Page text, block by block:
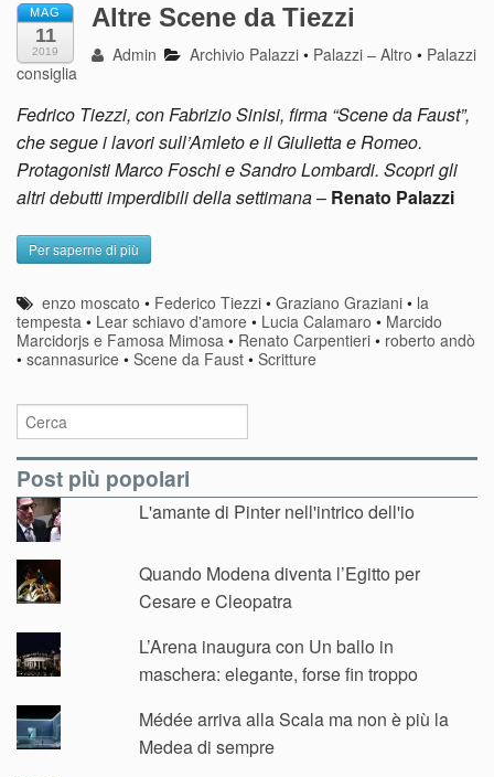
MAG
11
2019
Altre Scene da Tiezzi
Admin Archivio Palazzi • Palazzi – Altro • Palazzi
consiglia
Fedrico Tiezzi, con Fabrizio Sinisi, firma “Scene da Faust”,
che segue i lavori sull’Amleto e il Giulietta e Romeo.
Protagonisti Marco Foschi e Sandro Lombardi. Scopri gli
altri debutti imperdibili della settimana– Renato Palazzi
Per saperne di più
enzo moscato • Federico Tiezzi •Graziano Graziani • la
tempesta • Lear schiavo d'amore • Lucia Calamaro • Marcido
Marcidorjs e Famosa Mimosa • Renato Carpentieri • roberto andò
• scannasurice • Scene da Faust • Scritture
Post più popolari
L'amante di Pinter nell'intrico dell'io
Quando Modena diventa l’Egitto per
Cesare e Cleopatra
L’Arena inaugura con Un ballo in
maschera: elegante, forse fin troppo
Médée arriva alla Scala ma non è più la
Medea di sempre